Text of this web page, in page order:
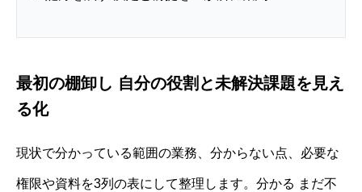
最初の棚卸し 自分の役割と未解決課題を見え
る化
現状で分かっている範囲の業務、分からない点、必要な
権限や資料を3列の表にして整理します。分かる まだ不